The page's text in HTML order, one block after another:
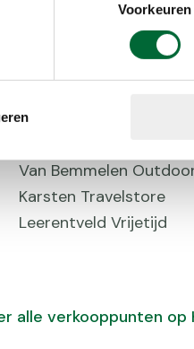
Voorkeuren
Ivo's sportshop
Sportief Tilburg
Zwerfkei Woerden
Van Bemmelen
Karsten Travelstore
Leerentveld Vrijetijd
alle verkooppunten op